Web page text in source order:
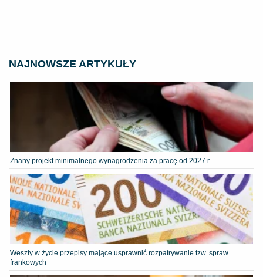
NAJNOWSZE ARTYKUŁY
Znany projekt minimalnego wynagrodzenia za pracę od 2027 r.
Weszły w życie przepisy mające usprawnić rozpatrywanie tzw. spraw
frankowych